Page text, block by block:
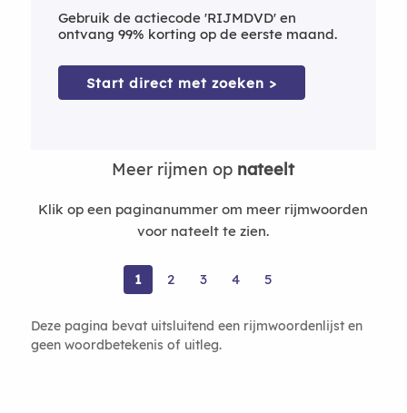
Gebruik de actiecode 'RIJMDVD' en
ontvang 99% korting op de eerste maand.
Start direct met zoeken >
Meer rijmen op nateelt
Klik op een paginanummer om meer rijmwoorden
voor nateelt te zien.
1 2 3 4 5
Deze pagina bevat uitsluitend een rijmwoordenlijst en
geen woordbetekenis of uitleg.